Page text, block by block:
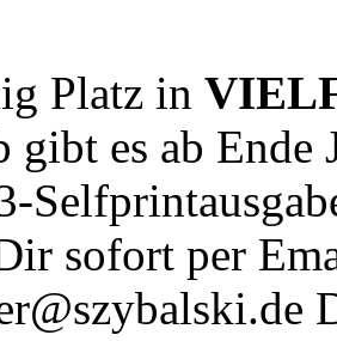
Platz in
gibt es ab Ende
sofort per